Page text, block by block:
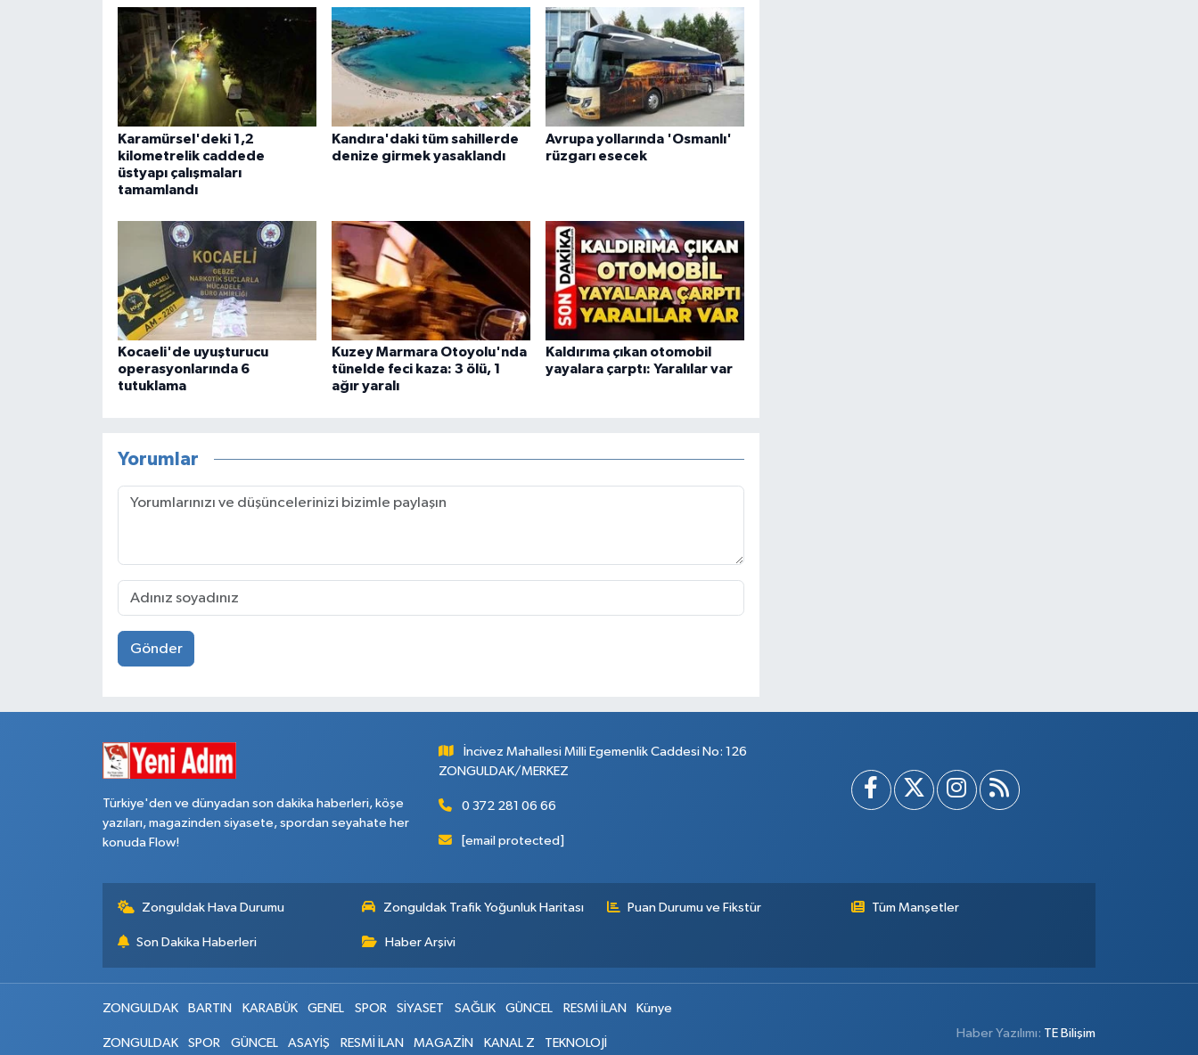
Karamürsel'deki 1,2
kilometrelik caddede
üstyapı çalışmaları
tamamlandı
Kandıra'daki tüm sahillerde
denize girmek yasaklandı
Avrupa yollarında 'Osmanlı'
rüzgarı esecek
Kocaeli'de uyuşturucu
operasyonlarında 6
tutuklama
Kuzey Marmara Otoyolu'nda
tünelde feci kaza: 3 ölü, 1
ağır yaralı
Kaldırıma çıkan otomobil
yayalara çarptı: Yaralılar var
Yorumlar
Gönder
Türkiye'den ve dünyadan son dakika haberleri, köşe
yazıları, magazinden siyasete, spordan seyahate her
konuda Flow!
İncivez Mahallesi Milli Egemenlik Caddesi No: 126
ZONGULDAK/MERKEZ
0 372 281 06 66
[email protected]
Zonguldak Hava Durumu Zonguldak Trafik Yoğunluk Haritası Puan Durumu ve Fikstür Tüm Manşetler
Son Dakika Haberleri Haber Arşivi
ZONGULDAK BARTIN KARABÜK GENEL SPOR SİYASET SAĞLIK GÜNCEL RESMİ İLAN Künye
ZONGULDAK SPOR GÜNCEL ASAYİŞ RESMİ İLAN MAGAZİN KANAL Z TEKNOLOJİ
Haber Yazılımı: TE Bilişim